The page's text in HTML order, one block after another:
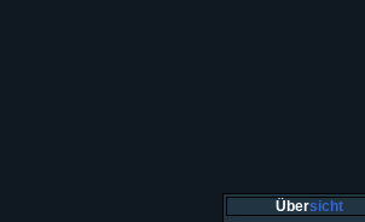
Übersicht